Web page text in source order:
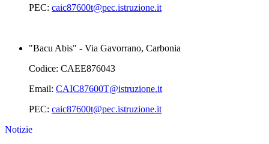
PEC: caic87600t@pec.istruzione.it
"Bacu Abis" - Via Gavorrano, Carbonia
Codice: CAEE876043
Email: CAIC87600T@istruzione.it
PEC: caic87600t@pec.istruzione.it
Notizie